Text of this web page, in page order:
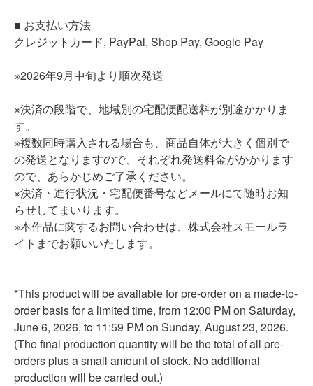
■ お支払い方法
クレジットカード, PayPal, Shop Pay, Google Pay
※2026年9月中旬より順次発送
※決済の段階で、地域別の宅配便配送料が別途かかりま
す。
※複数同時購入される場合も、商品自体が大きく個別で
の発送となりますので、それぞれ発送料金がかかります
ので、あらかじめご了承ください。
※決済・進行状況・宅配便番号などメールにて随時お知
らせしてまいります。
※本作品に関するお問い合わせは、株式会社スモールラ
イトまでお願いいたします。
*This product will be available for pre-order on a made-to-
order basis for a limited time, from 12:00 PM on Saturday,
June 6, 2026, to 11:59 PM on Sunday, August 23, 2026.
(The final production quantity will be the total of all pre-
orders plus a small amount of stock. No additional
production will be carried out.)